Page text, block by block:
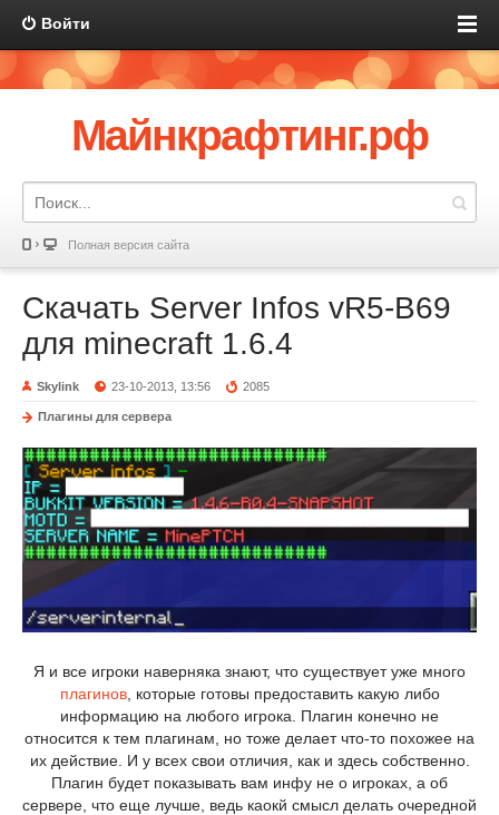
Войти
Майнкрафтинг.рф
Полная версия сайта
Скачать Server Infos vR5-B69
для minecraft 1.6.4
Skylink 23-10-2013, 13:56 2085
Плагины для сервера
Я и все игроки наверняка знают, что существует уже много
плагинов, которые готовы предоставить какую либо
информацию на любого игрока. Плагин конечно не
относится к тем плагинам, но тоже делает что-то похожее на
их действие. И у всех свои отличия, как и здесь собственно.
Плагин будет показывать вам инфу не о игроках, а об
сервере, что еще лучше, ведь каокй смысл делать очередной